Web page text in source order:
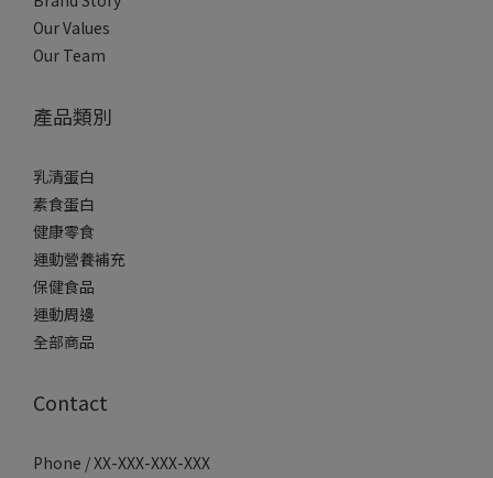
Our Values
Our Team
產品類別
乳清蛋白
素食蛋白
健康零食
運動營養補充
保健食品
運動周邊
全部商品
Contact
Phone / XX-XXX-XXX-XXX